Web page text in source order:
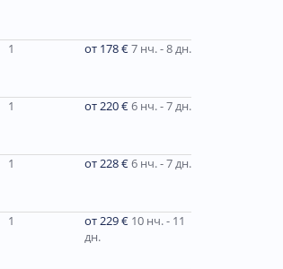
1 от 178 €7 нч. - 8 дн.
1 от 220 €6 нч. - 7 дн.
1 от 228 €6 нч. - 7 дн.
1 от 229 € 10 нч. - 11
дн.